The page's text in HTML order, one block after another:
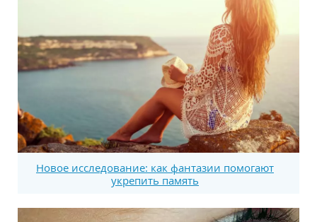
Новое исследование: как фантазии помогают
укрепить память